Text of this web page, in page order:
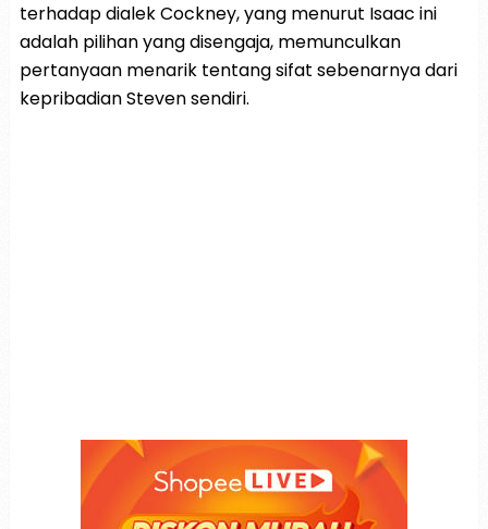
terhadap dialek Cockney, yang menurut Isaac ini
adalah pilihan yang disengaja, memunculkan
pertanyaan menarik tentang sifat sebenarnya dari
kepribadian Steven sendiri.